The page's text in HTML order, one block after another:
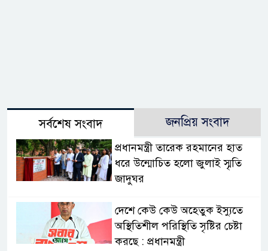
সর্বশেষ সংবাদ জনপ্রিয় সংবাদ
প্রধানমন্ত্রী তারেক রহমানের হাত
ধরে উন্মোচিত হলো জুলাই স্মৃতি
জাদুঘর
দেশে কেউ কেউ অহেতুক ইস্যুতে
অস্থিতিশীল পরিস্থিতি সৃষ্টির চেষ্টা
করছে : প্রধানমন্ত্রী